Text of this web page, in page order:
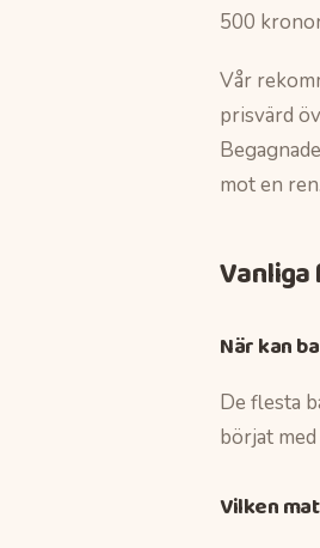
500
Vår
prisvärd
mot en ren.
När kan
De flesta
börjat
Vilken